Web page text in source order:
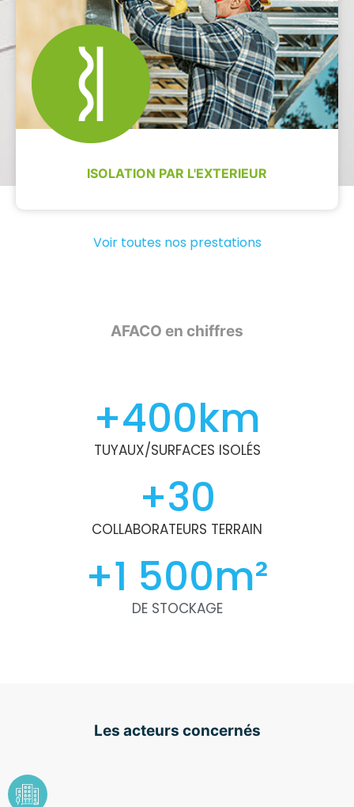
ISOLATION PAR L'EXTERIEUR
Voir toutes nos prestations
AFACO en chiffres
TUYAUX/SURFACES ISOLÉS
+400km
COLLABORATEURS TERRAIN
+30
DE STOCKAGE
+1 500m²
Les acteurs concernés